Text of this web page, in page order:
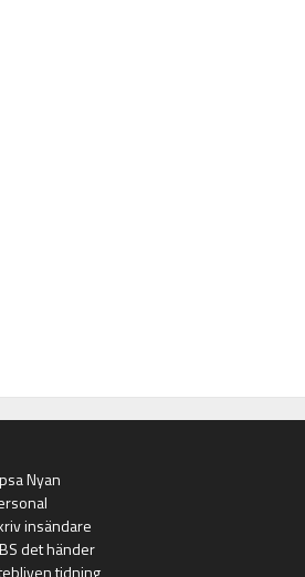
Nyan
insändare
det händer